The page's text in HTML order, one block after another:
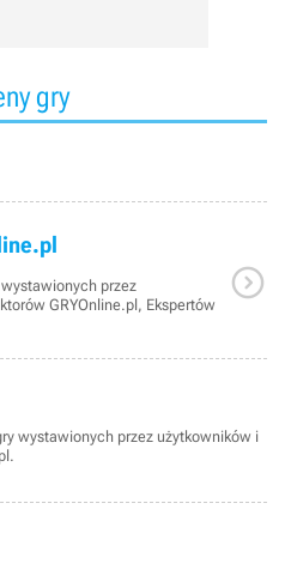
gry
przez
GRYOnline.pl, Ekspertów

wystawionych przez użytkowników i